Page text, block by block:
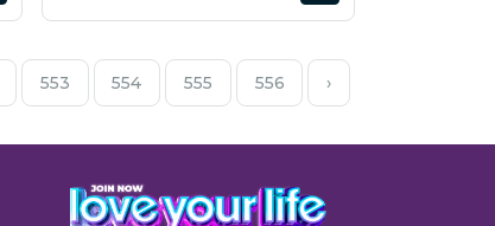
553 554 555 556 ›